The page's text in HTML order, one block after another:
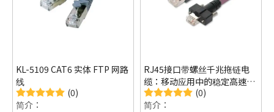
中心、企业网路、工控系统、
高清影音传输等多个领域。
KL-5109 CAT6 实体 FTP 网路
线
(0)
简介：
RJ45接口带螺丝千兆拖链电
缆：移动应用中的稳定高速网
路方案
(0)
简介：